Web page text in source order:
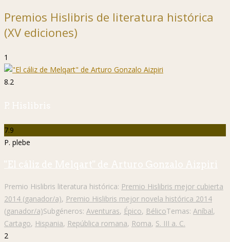
Premios Hislibris de literatura histórica
(XV ediciones)
1
8.2
P. Hislibris
7.9
P. plebe
"El cáliz de Melqart" de Arturo Gonzalo Aizpiri
Premio Hislibris literatura histórica: Premio Hislibris mejor cubierta
2014 (ganador/a), Premio Hislibris mejor novela histórica 2014
(ganador/a)Subgéneros: Aventuras, Épico, BélicoTemas: Aníbal,
Cartago, Hispania, República romana, Roma, S. III a. C.
2